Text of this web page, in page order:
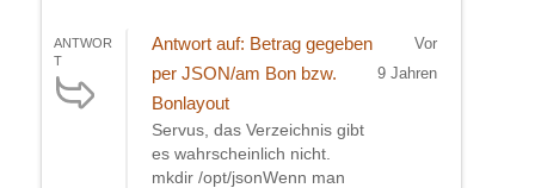
ANTWOR
T
Antwort auf: Betrag gegeben
per JSON/am Bon bzw.
Bonlayout
Servus, das Verzeichnis gibt
es wahrscheinlich nicht.
mkdir /opt/jsonWenn man
Vor
9 Jahren